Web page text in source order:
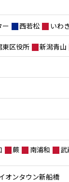
ー 西若松 いわ
東区役所 新潟青山
蕨 南浦和 武
オンタウン新船橋